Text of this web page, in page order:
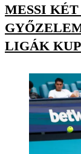
MESSI
LIGÁK